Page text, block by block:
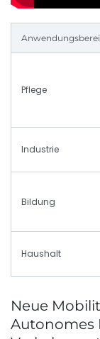
Pflege
Industrie
Bildung
Haushalt
Neue
Autonomes